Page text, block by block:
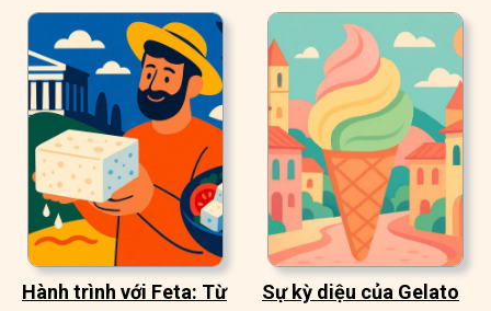
Hành trình với Feta: Từ
Sự kỳ diệu của Gelato